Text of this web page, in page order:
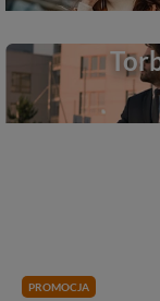
PROMOCJA